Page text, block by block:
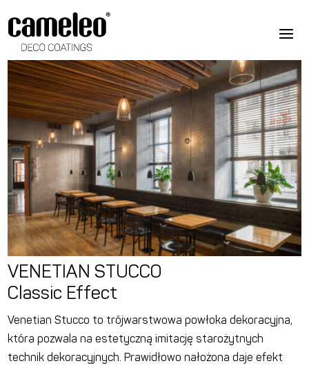
VENETIAN STUCCO
Classic Effect
Venetian Stucco to trójwarstwowa powłoka dekoracyjna,
która pozwala na estetyczną imitację starożytnych
technik dekoracyjnych. Prawidłowo nałożona daje efekt